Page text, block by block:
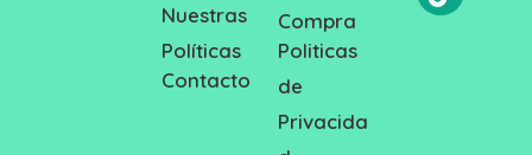
Nuestras
Políticas
Contacto
Compra
Politicas
de
Privacida